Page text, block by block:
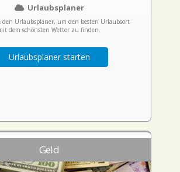
Urlaubsplaner
den Urlaubsplaner, um den besten Urlaubsort
dem schönsten Wetter zu finden.
Urlaubsplaner starten
Geld